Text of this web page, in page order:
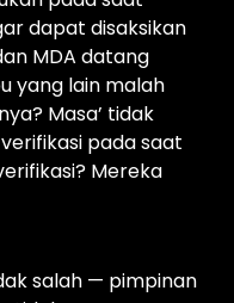
dapat disaksikan
MDA datang
yang lain malah
Masa’ tidak
pada saat
Mereka
salah — pimpinan